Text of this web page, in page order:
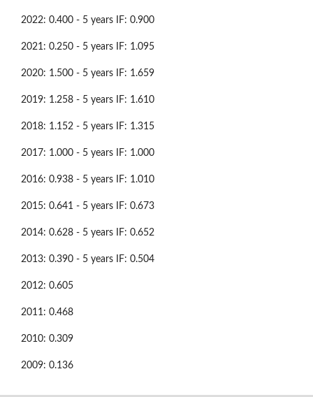
2022: 0.400 - 5 years IF: 0.900
2021: 0.250 - 5 years IF: 1.095
2020: 1.500 - 5 years IF: 1.659
2019: 1.258 - 5 years IF: 1.610
2018: 1.152 - 5 years IF: 1.315
2017: 1.000 - 5 years IF: 1.000
2016: 0.938 - 5 years IF: 1.010
2015: 0.641 - 5 years IF: 0.673
2014: 0.628 - 5 years IF: 0.652
2013: 0.390 - 5 years IF: 0.504
2012: 0.605
2011: 0.468
2010: 0.309
2009: 0.136